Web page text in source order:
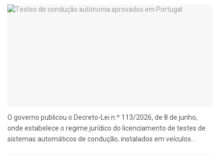
O governo publicou o Decreto-Lei n.º 113/2026, de 8 de junho,
onde estabelece o regime jurídico do licenciamento de testes de
sistemas automáticos de condução, instalados em veículos...